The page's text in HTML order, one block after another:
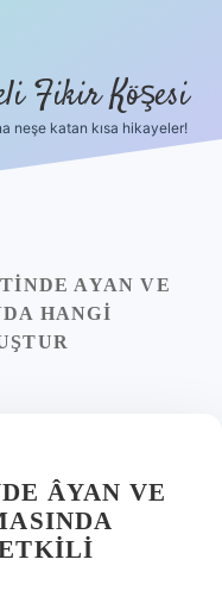
Fikir Köşesi
neşe katan kısa hikayeler!
AYAN VE
HANGI
ÂYAN VE